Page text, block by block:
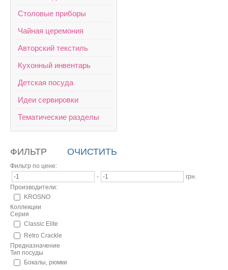
Столовые приборы
Чайная церемония
Авторский текстиль
Кухонный инвентарь
Детская посуда
Идеи сервировки
Тематические разделы
ФИЛЬТР ОЧИСТИТЬ
Фильтр по цене:
-
грн.
Производители:
KROSNO
Коллекции
Серия
Classic Elite
Rеtro Crackle
Предназначение
Тип посуды
Бокалы, рюмки